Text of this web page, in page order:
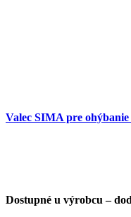
Valec SIMA pre
Dostupné u výrobcu –